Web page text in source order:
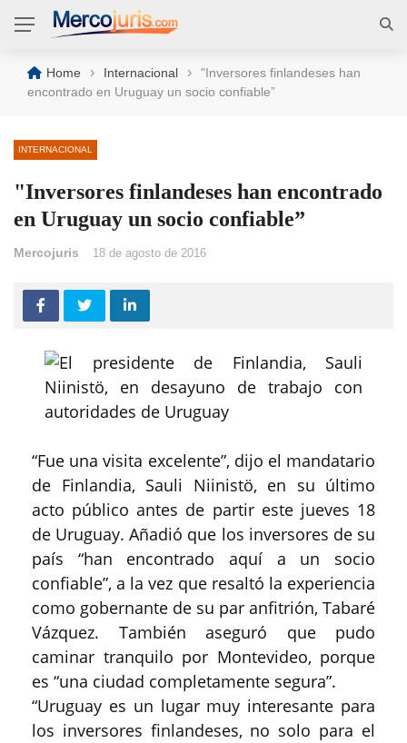
Home › Internacional ›
"Inversores finlandeses han
encontrado en Uruguay un socio confiable”
INTERNACIONAL
"Inversores finlandeses han encontrado
en Uruguay un socio confiable”
Mercojuris 18 de agosto de 2016
“Fue una visita excelente”, dijo el mandatario
de Finlandia, Sauli Niinistö, en su último
acto público antes de partir este jueves 18
de Uruguay. Añadió que los inversores de su
país “han encontrado aquí a un socio
confiable”, a la vez que resaltó la experiencia
como gobernante de su par anfitrión, Tabaré
Vázquez. También aseguró que pudo
caminar tranquilo por Montevideo, porque
es “una ciudad completamente segura”.
“Uruguay es un lugar muy interesante para
los inversores finlandeses, no solo para el